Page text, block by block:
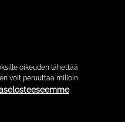
oikeuden lähettää
voit peruuttaa milloin